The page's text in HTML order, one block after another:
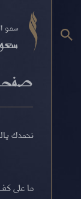
سمو
نحمدك
ما على